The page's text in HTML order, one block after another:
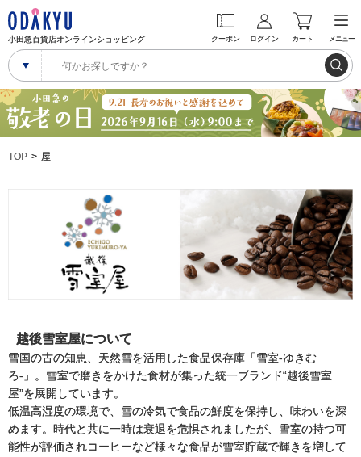
小田急百貨店オンラインショッピング クーポン ログイン カート メニュー
TOP 屋
越後雪室屋について
雪国の古の知恵、天然雪を活用した食品保存庫「雪室-ゆきむ
ろ-」。雪室で磨きをかけた食材が集った統一ブランド“越後雪室
屋”を展開しています。
低温高湿度の環境で、雪の冷気で食品の鮮度を保持し、味わいを深
めます。時代と共に一時は衰退を危惧されましたが、雪室の持つ可
能性が評価されコーヒーなど様々な食品が雪室貯蔵で輝きを増して